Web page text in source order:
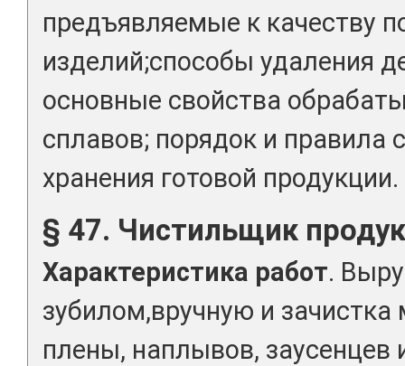
предъявляемые к качеству
изделий;способы удаления
основные свойства
сплавов; порядок и правила
хранения готовой продукции.
§ 47. Чистильщик
Характеристика работ.
зубилом,вручную и
плены, наплывов, заусенцев